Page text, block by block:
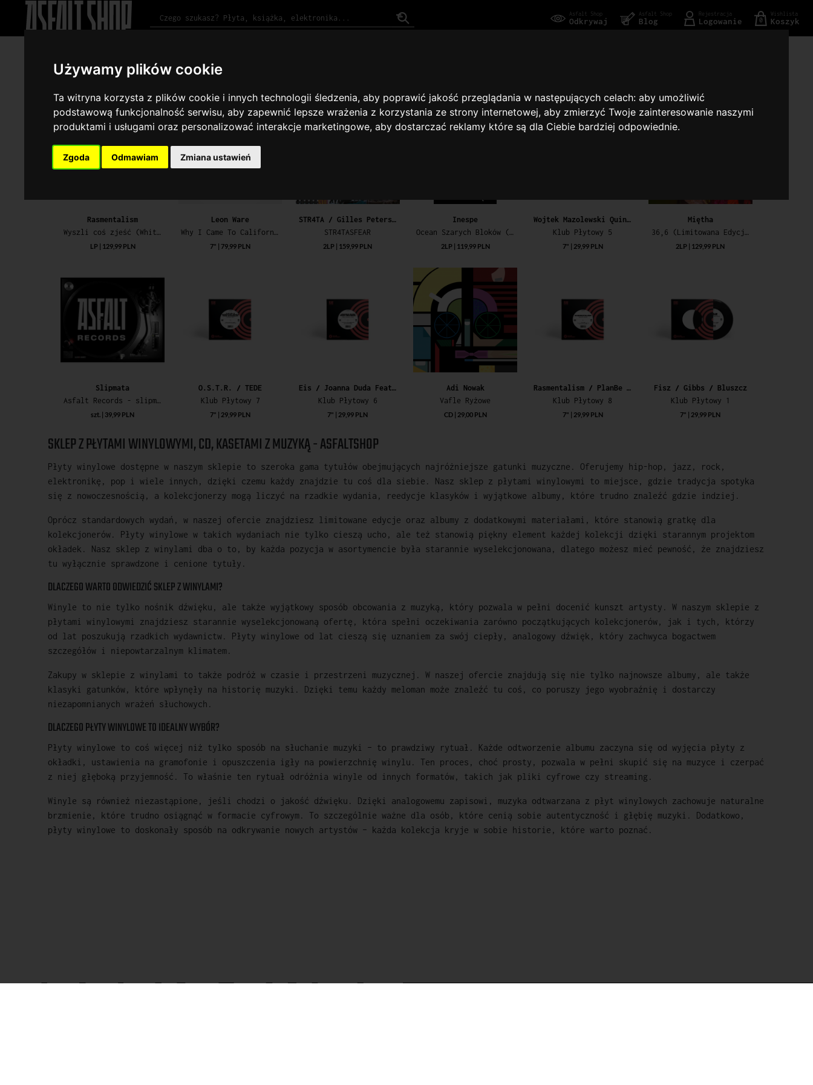
Używamy plików cookie
Ta witryna korzysta z plików cookie i innych technologii śledzenia, aby poprawić jakość przeglądania w następujących celach:aby umożliwić
podstawową funkcjonalność serwisu,aby zapewnić lepsze wrażenia z korzystania ze strony internetowej,aby zmierzyć Twoje zainteresowanie naszymi
produktami i usługami oraz personalizować interakcje marketingowe,aby dostarczać reklamy które są dla Ciebie bardziej odpowiednie.
Zgoda Odmawiam Zmiana ustawień
Asfalt Shop
Odkrywaj
Asfalt Shop
Blog
Rejestracja
Logowanie 0
Wishlista
Koszyk
Rekomendacje Powroty Bestsellery
Rasmentalism
Wyszli coś zjeść (White Solid Vinyl Limited Edition)
LP | 129,99 PLN
Leon Ware
Why I Came To California / Rockin' You Eternally
7" | 79,99 PLN
STR4TA / Gilles Peterson
STR4TASFEAR
2LP | 159,99 PLN
OBECNIE NIEDOSTĘPNY
Inespe
Ocean Szarych Bloków (Green Transparent Vinyl 2LP) (Limitowana Edycja Specjalna)
2LP | 119,99 PLN
Wojtek Mazolewski Quintet / Mihaszi
Klub Płytowy 5
7" | 29,99 PLN
Miętha
36,6 (Limitowana Edycja Specjalna)
2LP | 129,99 PLN
Slipmata
Asfalt Records - slipmata
szt. | 39,99 PLN
O.S.T.R. / TEDE
Klub Płytowy 7
7" | 29,99 PLN
Eis / Joanna Duda Feat. Bryndal
Klub Płytowy 6
7" | 29,99 PLN
Adi Nowak
Vafle Ryżowe
CD | 29,00 PLN
Rasmentalism / PlanBe / Sir Mich
Klub Płytowy 8
7" | 29,99 PLN
Fisz / Gibbs / Bluszcz
Klub Płytowy 1
7" | 29,99 PLN
SKLEP Z PŁYTAMI WINYLOWYMI, CD, KASETAMI Z MUZYKĄ - ASFALTSHOP
Płyty winylowe dostępne w naszym sklepie to szeroka gama tytułów obejmujących najróżniejsze gatunki muzyczne. Oferujemy hip-hop, jazz, rock,
elektronikę, pop i wiele innych, dzięki czemu każdy znajdzie tu coś dla siebie. Nasz sklep z płytami winylowymi to miejsce, gdzie tradycja spotyka
się z nowoczesnością, a kolekcjonerzy mogą liczyć na rzadkie wydania, reedycje klasyków i wyjątkowe albumy, które trudno znaleźć gdzie indziej.
Oprócz standardowych wydań, w naszej ofercie znajdziesz limitowane edycje oraz albumy z dodatkowymi materiałami, które stanowią gratkę dla
kolekcjonerów. Płyty winylowe w takich wydaniach nie tylko cieszą ucho, ale też stanowią piękny element każdej kolekcji dzięki starannym projektom
okładek. Nasz sklep z winylami dba o to, by każda pozycja w asortymencie była starannie wyselekcjonowana, dlatego możesz mieć pewność, że znajdziesz
tu wyłącznie sprawdzone i cenione tytuły.
DLACZEGO WARTO ODWIEDZIĆ SKLEP Z WINYLAMI?
Winyle to nie tylko nośnik dźwięku, ale także wyjątkowy sposób obcowania z muzyką, który pozwala w pełni docenić kunszt artysty. W naszym sklepie z
płytami winylowymi znajdziesz starannie wyselekcjonowaną ofertę, która spełni oczekiwania zarówno początkujących kolekcjonerów, jak i tych, którzy
od lat poszukują rzadkich wydawnictw. Płyty winylowe od lat cieszą się uznaniem za swój ciepły, analogowy dźwięk, który zachwyca bogactwem
szczegółów i niepowtarzalnym klimatem.
Zakupy w sklepie z winylami to także podróż w czasie i przestrzeni muzycznej. W naszej ofercie znajdują się nie tylko najnowsze albumy, ale także
klasyki gatunków, które wpłynęły na historię muzyki. Dzięki temu każdy meloman może znaleźć tu coś, co poruszy jego wyobraźnię i dostarczy
niezapomnianych wrażeń słuchowych.
DLACZEGO PŁYTY WINYLOWE TO IDEALNY WYBÓR?
Płyty winylowe to coś więcej niż tylko sposób na słuchanie muzyki – to prawdziwy rytuał. Każde odtworzenie albumu zaczyna się od wyjęcia płyty z
okładki, ustawienia na gramofonie i opuszczenia igły na powierzchnię winylu. Ten proces, choć prosty, pozwala w pełni skupić się na muzyce i czerpać
z niej głęboką przyjemność. To właśnie ten rytuał odróżnia winyle od innych formatów, takich jak pliki cyfrowe czy streaming.
Winyle są również niezastąpione, jeśli chodzi o jakość dźwięku. Dzięki analogowemu zapisowi, muzyka odtwarzana z płyt winylowych zachowuje naturalne
brzmienie, które trudno osiągnąć w formacie cyfrowym. To szczególnie ważne dla osób, które cenią sobie autentyczność i głębię muzyki. Dodatkowo,
płyty winylowe to doskonały sposób na odkrywanie nowych artystów – każda kolekcja kryje w sobie historie, które warto poznać.